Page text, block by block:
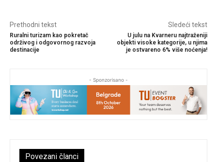
Prethodni tekst
Ruralni turizam kao pokretač
održivog i odgovornog razvoja
destinacije
Sledeći tekst
U julu na Kvarneru najtraženiji
objekti visoke kategorije, u njima
je ostvareno 6% više noćenja!
- Sponzorisano -
Povezani članci